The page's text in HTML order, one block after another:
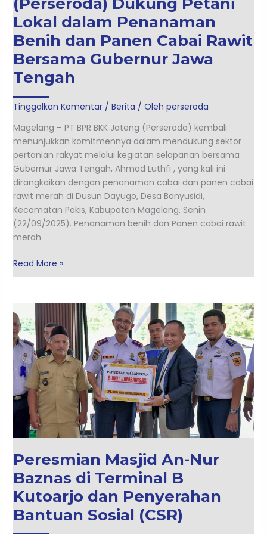
Lokal dalam Penanaman
Benih dan Panen Cabai Rawit
Bersama Gubernur Jawa
Tengah
Tinggalkan Komentar / Berita / Oleh perseroda
Magelang – PT BPR BKK Jateng (Perseroda) kembali
menunjukkan komitmennya dalam mendukung sektor
pertanian rakyat melalui kegiatan selapanan bersama
Gubernur Jawa Tengah, Ahmad Luthfi , yang kali ini
dirangkaikan dengan penanaman cabai dan panen cabai
rawit merah di Dusun Dayugo, Desa Banyusidi,
Kecamatan Pakis, Kabupaten Magelang, Senin
(22/09/2025). Penanaman benih dan Panen cabai rawit
merah
Jawa
Tengah
Read More »
Peresmian Masjid An-Nur
Baznas di Terminal B
Kutoarjo dan Penyerahan
Bantuan Sosial (CSR)
Peresmian
Masjid
An-
Nur
Baznas
di
Terminal
B
Kutoarjo
Bantuan
Sosial
(CSR)